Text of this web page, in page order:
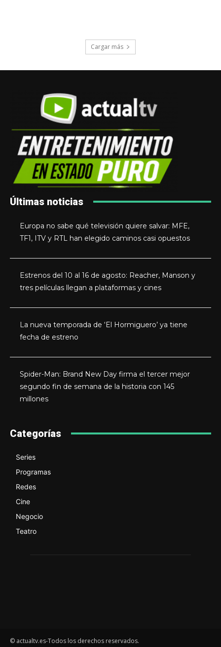
Cargar más
Últimas noticias
Europa no sabe qué televisión quiere salvar: MFE,
TF1, ITV y RTL han elegido caminos casi opuestos
Estrenos del 10 al 16 de agosto: Reacher, Manson y
tres películas llegan a plataformas y cines
La nueva temporada de ‘El Hormiguero’ ya tiene
fecha de estreno
Spider-Man: Brand New Day firma el tercer mejor
segundo fin de semana de la historia con 145
millones
Categorías
Series
Programas
Redes
Cine
Negocio
Teatro
© actualtv.es-Todos los derechos reservados.